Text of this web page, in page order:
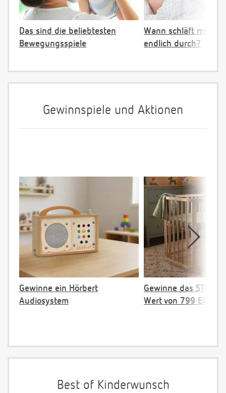
Das sind die beliebtesten
Bewegungsspiele
Wann schläft mein
endlich durch?
Gewinnspiele und Aktionen
Gewinne ein Hörbert
Audiosystem
Gewinne das
Wert von 799 EUR
Best of Kinderwunsch